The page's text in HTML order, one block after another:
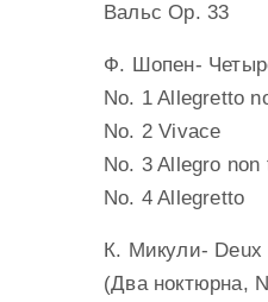
Вальс Op. 33
Ф. Шопен-
No. 1 Allegretto
No. 2 Vivace
No. 3 Allegro non
No. 4 Allegretto
К. Микули- Deux
(Два ноктюрна,